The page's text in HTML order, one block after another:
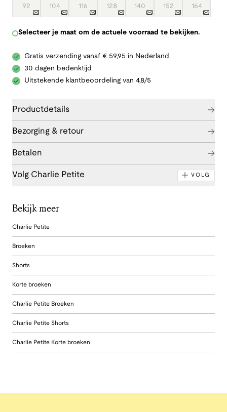
92 104 116 128 140 152 164
Selecteer je maat om de actuele voorraad te bekijken.
Gratis verzending vanaf € 59,95 in Nederland
30 dagen bedenktijd
Uitstekende klantbeoordeling van 4,8/5
Productdetails
Bezorging & retour
Betalen
Volg Charlie Petite VOLG
Bekijk meer
Charlie Petite
Broeken
Shorts
Korte broeken
Charlie Petite Broeken
Charlie Petite Shorts
Charlie Petite Korte broeken